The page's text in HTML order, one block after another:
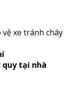
vệ xe tránh cháy
quy tại nhà